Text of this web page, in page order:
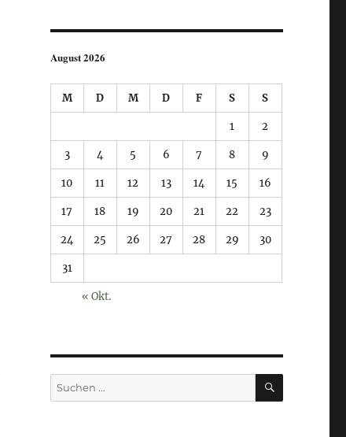
August 2026
M D M D F S S
1 2
3 4 5 6 7 8 9
10 11 12 13 14 15 16
17 18 19 20 21 22 23
24 25 26 27 28 29 30
31
« Okt.
Suchen
nach:
SUCHEN